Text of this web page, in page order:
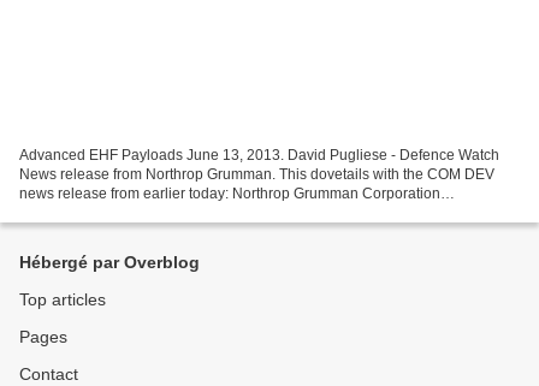
Advanced EHF Payloads June 13, 2013. David Pugliese - Defence Watch
News release from Northrop Grumman. This dovetails with the COM DEV
news release from earlier today: Northrop Grumman Corporation
Hébergé par Overblog
Top articles
Pages
Contact